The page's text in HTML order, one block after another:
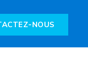
NOUS